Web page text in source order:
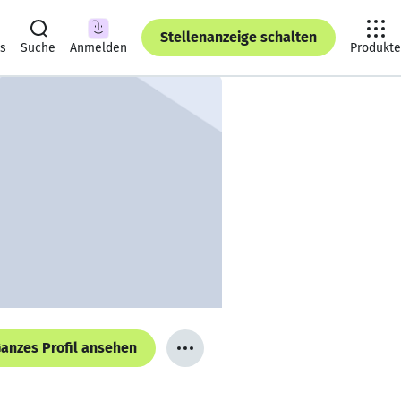
Suche Anmelden
Stellenanzeige schalten
Produkte
Profil ansehen